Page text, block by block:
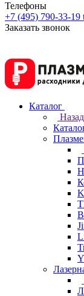
Телефоны
+7 (495) 790-33-19
Заказать звонок
Каталог
Назад